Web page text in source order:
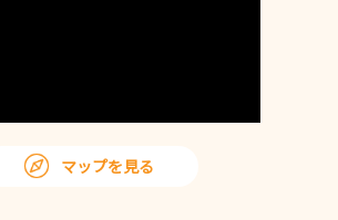
マップを見る